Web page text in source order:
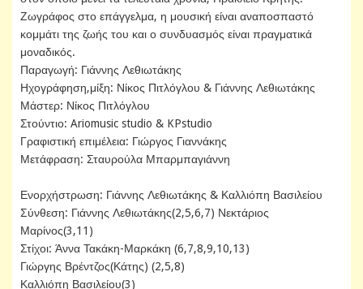
Ζωγράφος στο επάγγελμα, η μουσική είναι αναποσπαστό
κομμάτι της ζωής του και ο συνδυασμός είναι πραγματικά
μοναδικός.
Παραγωγή: Γιάννης Λεθιωτάκης
Ηχογράφηση,μίξη: Νίκος Πιτλόγλου & Γιάννης Λεθιωτάκης
Μάστερ: Νίκος Πιτλόγλου
Στούντιο: Ariomusic studio & KPstudio
Γραφιστική επιμέλεια: Γιώργος Γιαννάκης
Μετάφραση: Σταυρούλα Μπαρμπαγιάννη
Ενορχήστρωση: Γιάννης Λεθιωτάκης & Καλλιόπη Βασιλείου
Σύνθεση: Γιάννης Λεθιωτάκης(2,5,6,7) Νεκτάριος
Μαρίνος(3,11)
Στίχοι: Άννα Τακάκη-Μαρκάκη (6,7,8,9,10,13)
Γιώργης Βρέντζος(Κάτης) (2,5,8)
Καλλιόπη Βασιλείου(3)